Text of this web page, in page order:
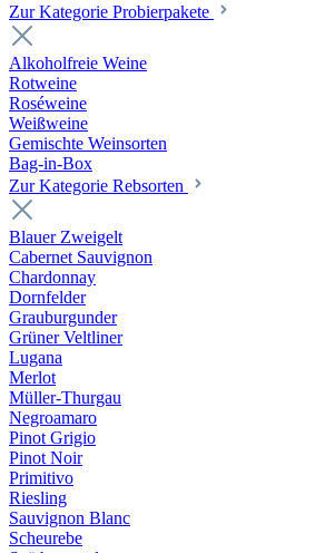
Zur Kategorie Probierpakete
Alkoholfreie Weine
Rotweine
Roséweine
Weißweine
Gemischte Weinsorten
Bag-in-Box
Zur Kategorie Rebsorten
Blauer Zweigelt
Cabernet Sauvignon
Chardonnay
Dornfelder
Grauburgunder
Grüner Veltliner
Lugana
Merlot
Müller-Thurgau
Negroamaro
Pinot Grigio
Pinot Noir
Primitivo
Riesling
Sauvignon Blanc
Scheurebe